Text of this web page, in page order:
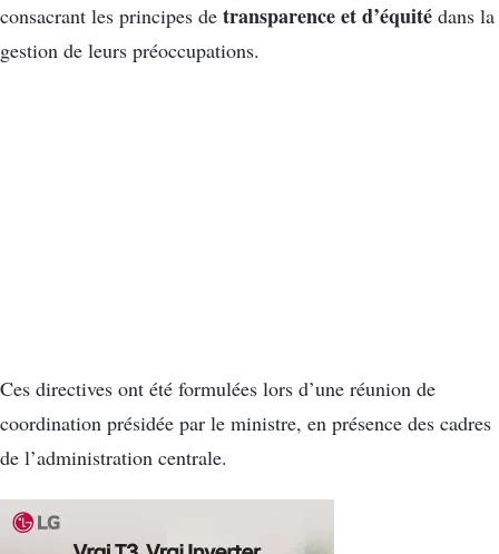
consacrant les principes de transparence et d’équité dans la
gestion de leurs préoccupations.
Ces directives ont été formulées lors d’une réunion de
coordination présidée par le ministre, en présence des cadres
de l’administration centrale.